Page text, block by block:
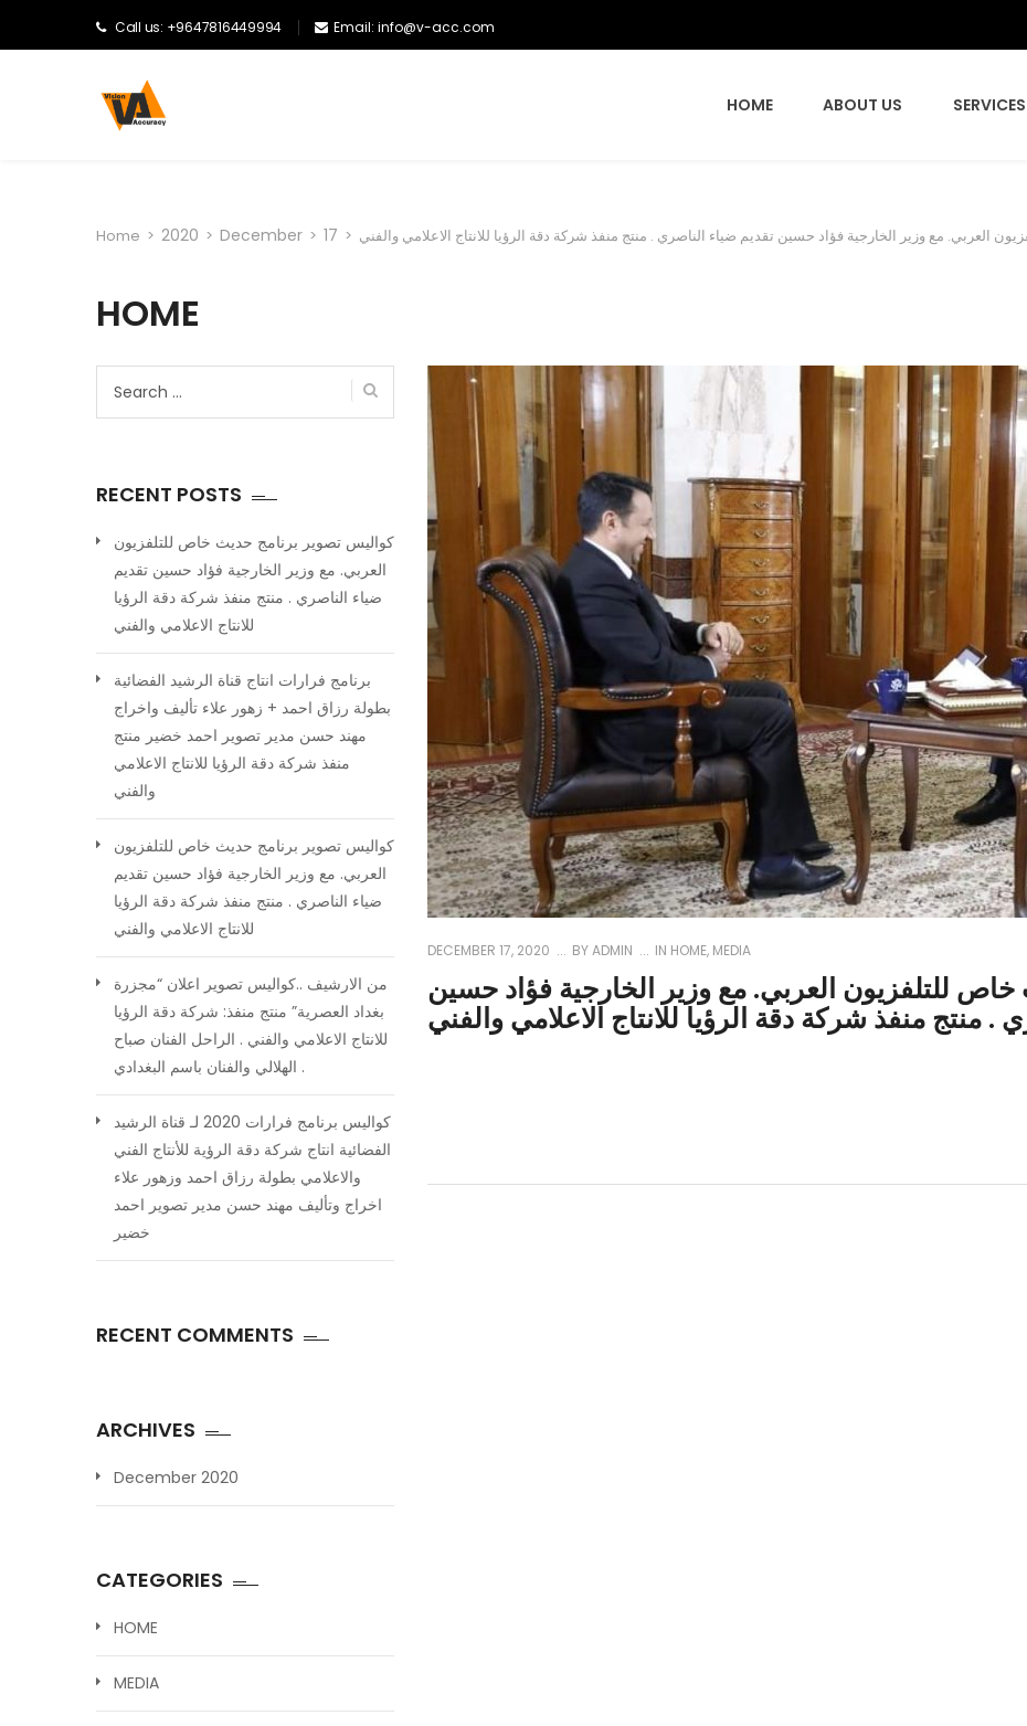
Call us: +9647816449994 Email: info@v-acc.com
HOME ABOUT US SERVICES
Home > 2020 > December > 17 > العربي. مع وزير الخارجية فؤاد حسين تقديم ضياء الناصري . منتج منفذ شركة دقة الرؤيا للانتاج الاعلامي والفني
HOME
DECEMBER 17, 2020 BYADMIN IN HOME, MEDIA
للتلفزيون العربي. مع وزير الخارجية فؤاد حسين
. منتج منفذ شركة دقة الرؤيا للانتاج الاعلامي والفني
RECENT POSTS
كواليس تصوير برنامج حديث خاص للتلفزيون
العربي. مع وزير الخارجية فؤاد حسين تقديم
ضياء الناصري . منتج منفذ شركة دقة الرؤيا
للانتاج الاعلامي والفني
برنامج فرارات انتاج قناة الرشيد الفضائية
بطولة رزاق احمد + زهور علاء تأليف واخراج
مهند حسن مدير تصوير احمد خضير منتج
منفذ شركة دقة الرؤيا للانتاج الاعلامي
والفني
كواليس تصوير برنامج حديث خاص للتلفزيون
العربي. مع وزير الخارجية فؤاد حسين تقديم
ضياء الناصري . منتج منفذ شركة دقة الرؤيا
للانتاج الاعلامي والفني
من الارشيف ..كواليس تصوير اعلان “مجزرة
بغداد العصرية” منتج منفذ: شركة دقة الرؤيا
للانتاج الاعلامي والفني . الراحل الفنان صباح
الهلالي والفنان باسم البغدادي .
كواليس برنامج فرارات 2020 لـ قناة الرشيد
الفضائية انتاج شركة دقة الرؤية للأنتاج الفني
والاعلامي بطولة رزاق احمد وزهور علاء
اخراج وتأليف مهند حسن مدير تصوير احمد
خضير
RECENT COMMENTS
ARCHIVES
December 2020
CATEGORIES
HOME
MEDIA